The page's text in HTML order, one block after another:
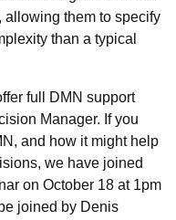
allowing them to specify
than a typical
full DMN support
Manager. If you
and how it might help
we have joined
on October 18 at 1pm
joined by Denis